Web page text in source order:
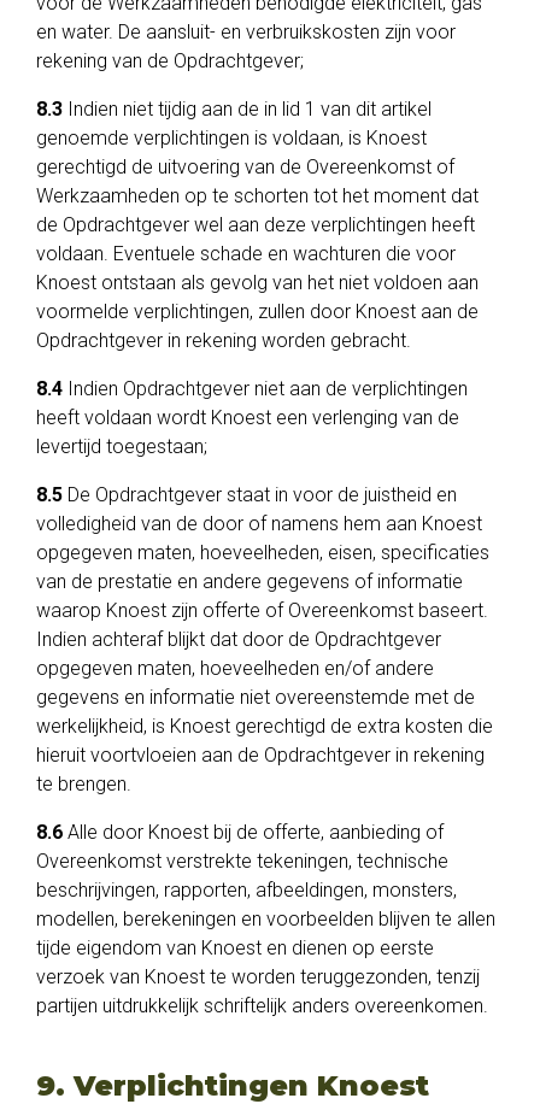
en water. De aansluit- en verbruikskosten zijn voor
rekening van de Opdrachtgever;
8.3 Indien niet tijdig aan de in lid 1 van dit artikel
genoemde verplichtingen is voldaan, is Knoest
gerechtigd de uitvoering van de Overeenkomst of
Werkzaamheden op te schorten tot het moment dat
de Opdrachtgever wel aan deze verplichtingen heeft
voldaan. Eventuele schade en wachturen die voor
Knoest ontstaan als gevolg van het niet voldoen aan
voormelde verplichtingen, zullen door Knoest aan de
Opdrachtgever in rekening worden gebracht.
8.4 Indien Opdrachtgever niet aan de verplichtingen
heeft voldaan wordt Knoest een verlenging van de
levertijd toegestaan;
8.5 De Opdrachtgever staat in voor de juistheid en
volledigheid van de door of namens hem aan Knoest
opgegeven maten, hoeveelheden, eisen, specificaties
van de prestatie en andere gegevens of informatie
waarop Knoest zijn offerte of Overeenkomst baseert.
Indien achteraf blijkt dat door de Opdrachtgever
opgegeven maten, hoeveelheden en/of andere
gegevens en informatie niet overeenstemde met de
werkelijkheid, is Knoest gerechtigd de extra kosten die
hieruit voortvloeien aan de Opdrachtgever in rekening
te brengen.
8.6 Alle door Knoest bij de offerte, aanbieding of
Overeenkomst verstrekte tekeningen, technische
beschrijvingen, rapporten, afbeeldingen, monsters,
modellen, berekeningen en voorbeelden blijven te allen
tijde eigendom van Knoest en dienen op eerste
verzoek van Knoest te worden teruggezonden, tenzij
partijen uitdrukkelijk schriftelijk anders overeenkomen.
9. Verplichtingen Knoest